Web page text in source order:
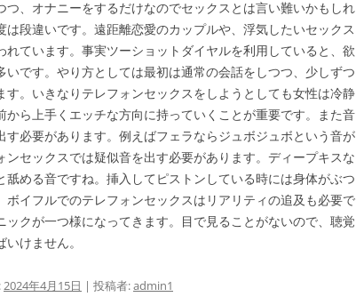
つ、オナニーをするだけなのでセックスとは言い難いかもしれ
は段違いです。遠距離恋愛のカップルや、浮気したいセックス
れています。事実ツーショットダイヤルを利用していると、欲
です。やり方としては最初は通常の会話をしつつ、少しずつ
す。いきなりテレフォンセックスをしようとしても女性は冷静
から上手くエッチな方向に持っていくことが重要です。また音
必要があります。例えばフェラならジュボジュボという音が
セックスでは疑似音を出す必要があります。ディープキスな
舐める音ですね。挿入してピストンしている時には身体がぶつ
イフルでのテレフォンセックスはリアリティの追及も必要で
クが一つ様になってきます。目で見ることがないので、聴覚
けません。
2024年4月15日 | 投稿者:admin1